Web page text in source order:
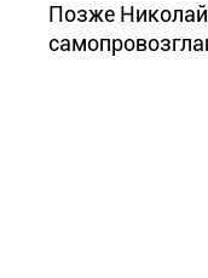
Позже Николай